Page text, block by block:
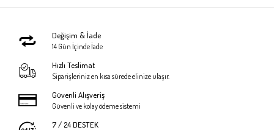
Değişim & İade
14 Gün İçinde İade
Hızlı Teslimat
Siparişleriniz en kısa sürede elinize ulaşır.
Güvenli Alışveriş
Güvenli ve kolay ödeme sistemi
7 / 24 DESTEK